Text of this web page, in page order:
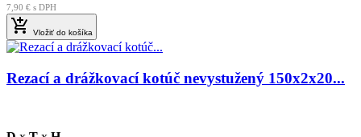
7,90 € s DPH
 Vložiť do košíka
Rezací a drážkovací kotúč nevystužený 150x2x20...